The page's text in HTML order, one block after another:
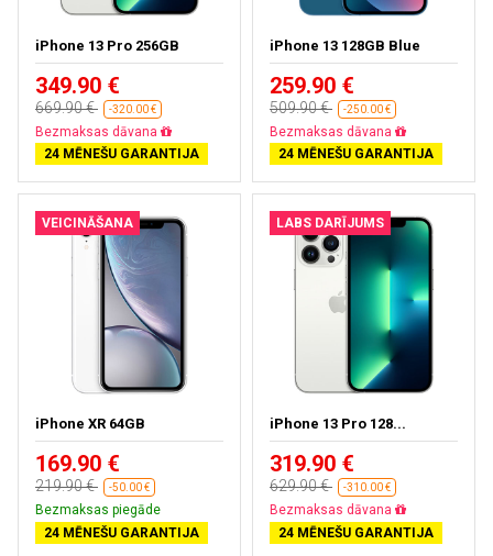
iPhone 13 Pro 256GB
349.90 €
669.90 € -320.00 €
Bezmaksas dāvana
24 MĒNEŠU GARANTIJA
iPhone 13 128GB Blue
259.90 €
509.90 € -250.00 €
Bezmaksas dāvana
24 MĒNEŠU GARANTIJA
VEICINĀŠANA
iPhone XR 64GB
169.90 €
219.90 € -50.00 €
Bezmaksas piegāde
24 MĒNEŠU GARANTIJA
LABS DARĪJUMS
iPhone 13 Pro 128...
319.90 €
629.90 € -310.00 €
Bezmaksas dāvana
24 MĒNEŠU GARANTIJA